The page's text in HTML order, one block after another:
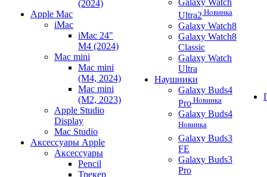
(2024)
Apple Mac
iMac
iMac 24"
M4 (2024)
Mac mini
Mac mini
(M4, 2024)
Mac mini
(M2, 2023)
Apple Studio
Display
Mac Studio
Аксессуары Apple
Аксессуары
Pencil
Трекер
Ultra2 Новинка
Galaxy Watch8
Galaxy Watch8
Classic
Galaxy Watch
Ultra
Наушники
Galaxy Buds4
Pro Новинка
Galaxy Buds4
Новинка
Galaxy Buds3
FE
Galaxy Buds3
Pro